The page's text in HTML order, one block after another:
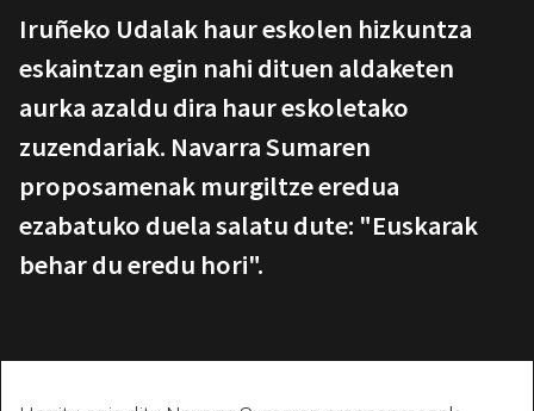
Iruñeko Udalak haur eskolen hizkuntza
eskaintzan egin nahi dituen aldaketen
aurka azaldu dira haur eskoletako
zuzendariak. Navarra Sumaren
proposamenak murgiltze eredua
ezabatuko duela salatu dute: "Euskarak
behar du eredu hori".